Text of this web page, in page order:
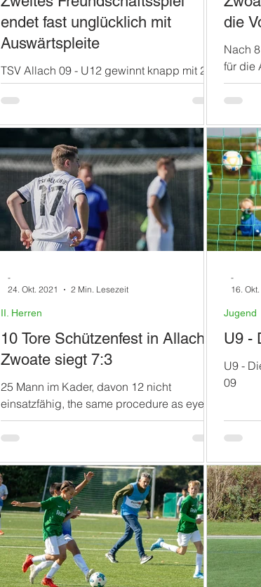
endet fast unglücklich mit
Auswärtspleite
TSV Allach 09 - U12 gewinnt knapp mit 2:3
gegen FT Starnberg 3 Es ist ein strahlender
Samstagnachmittag mit besten
Bedingungen für ein...
die
Nach
für die
10 Tore Schützenfest in Allach,
Zwoate siegt 7:3
25 Mann im Kader, davon 12 nicht
einsatzfähig, the same procedure as eyery
week… Gut, dass Jack und Christoph von
der Dritten sowie Ayhan...
II. Herren
-
24. Okt. 2021
2 Min. Lesezeit
U9 -
U9 -
09
Jugend
-
16.